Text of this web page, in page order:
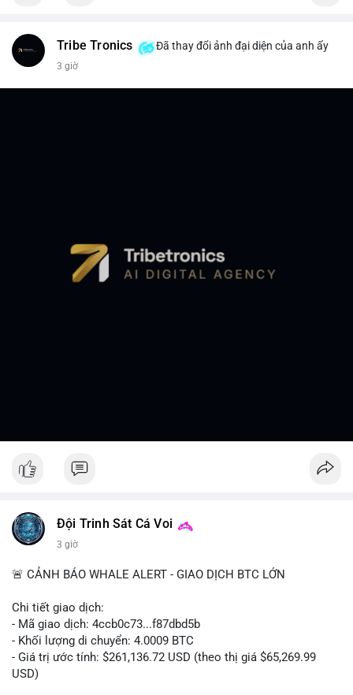
Tribe Tronics Đã thay đổi ảnh đại diện của anh ấy
3 giờ
Đội Trinh Sát Cá Voi
3 giờ
🚨 CẢNH BÁO WHALE ALERT - GIAO DỊCH BTC LỚN
Chi tiết giao dịch:
- Mã giao dịch: 4ccb0c73...f87dbd5b
- Khối lượng di chuyển: 4.0009 BTC
- Giá trị ước tính: $261,136.72 USD (theo thị giá $65,269.99
USD)